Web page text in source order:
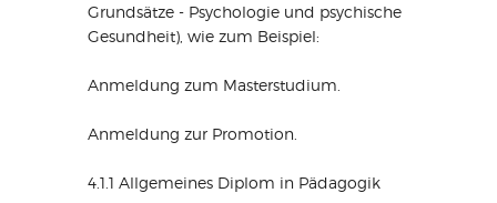
Grundsätze - Psychologie und psychische
Gesundheit), wie zum Beispiel:
Anmeldung zum Masterstudium.
Anmeldung zur Promotion.
4.1.1 Allgemeines Diplom in Pädagogik